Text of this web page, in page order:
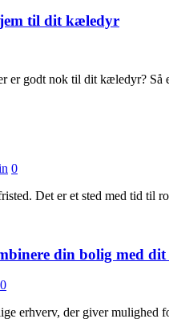
til dit kæledyr
er godt nok til dit kæledyr?
0
Det er et sted med tid til
din bolig med
0
erhverv, der giver mulighed